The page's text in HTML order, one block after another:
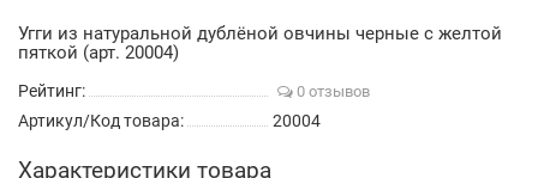
Угги из натуральной дублёной овчины черные с желтой
пяткой (арт. 20004)
Рейтинг: 0 отзывов
Артикул/Код товара: 20004
Характеристики товара